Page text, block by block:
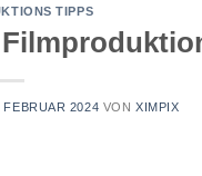
TIPPS
FEBRUAR 2024 VON XIMPIX